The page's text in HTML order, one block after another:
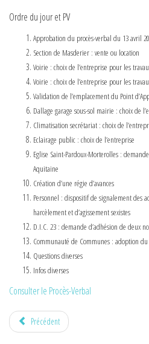
Ordre du jour et PV
Approbation du procès-verbal du 13 avril
Section de Masderier : vente ou location
Voirie : choix de l’entreprise pour les
Voirie : choix de l’entreprise pour les
Validation de l’emplacement du Point
Dallage garage sous-sol mairie : choix de
Climatisation secrétariat : choix de
Eclairage public : choix de l’entreprise
Eglise Saint-Pardoux-Morterolles :
Aquitaine
Création d’une régie d’avances
Personnel : dispositif de signalement des
harcèlement et d’agissement sexistes
D.I.C. 23 : demande d’adhésion de deux
Communauté de Communes : adoption
Questions diverses
Infos diverses
Consulter le Procès-Verbal
Précédent